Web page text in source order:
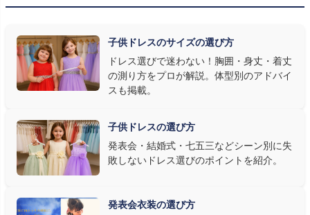
ます。ネイビー・ブラック・深みのあるジュエルカラーはホールの照
す。またピアノ演奏なら落ち着いたシックなトーン、バイオリンやソ
ロ演奏なら華やかで視線を集めるデザイン、合唱やアンサンブル
なら衣装同士が調和するクラシカルな色合い、と演目に合わせた
③ 演奏の動きを妨げない設計か確認する
発表会ドレス選びで見落とされがちなのが"動きやすさ"です。ピ
アノならペダル操作を妨げない丈感、バイオリンなら弓を動かす
右腕のゆとり、管楽器なら胸元の締め付けがないこと——演奏の
子供ドレスのサイズの選び方
ドレス選びで迷わない！胸囲・身丈・着丈
の測り方をプロが解説。体型別のアドバイ
スも掲載。
子供ドレスの選び方
発表会・結婚式・七五三などシーン別に失
敗しないドレス選びのポイントを紹介。
発表会衣装の選び方